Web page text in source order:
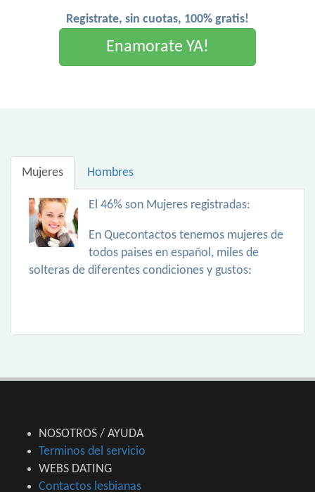
Registrate, sin cuotas, 100% gratis!
Enamorate YA!
Mujeres Hombres
El 46% son Mujeres registradas:
En Quecontactos tenemos mujeres de
todos paises en español, miles de
solteras de diferentes condiciones y gustos:
NOSOTROS / AYUDA
Terminos del servicio
WEBS DATING
Contactos lesbianas